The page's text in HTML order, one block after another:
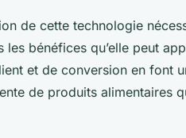
de cette technologie
les bénéfices qu’elle peut
et de conversion en font
de produits alimentaires